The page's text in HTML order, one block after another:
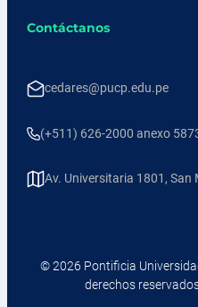
Contáctanos
cedares@pucp.edu.pe
(+511) 626-2000 anexo
Av. Universitaria 1801, San
© 2026 Pontificia
derechos